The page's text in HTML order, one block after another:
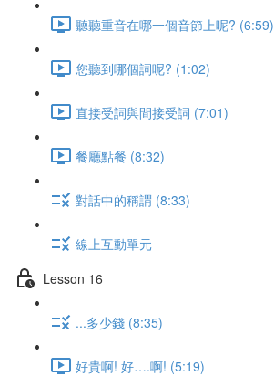
聽聽重音在哪一個音節上呢? (6:59)
您聽到哪個詞呢? (1:02)
直接受詞與間接受詞 (7:01)
餐廳點餐 (8:32)
對話中的稱謂 (8:33)
線上互動單元
Lesson 16
...多少錢 (8:35)
好貴啊! 好….啊! (5:19)